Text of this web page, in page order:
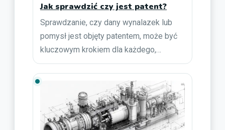
Jak sprawdzić czy jest patent?
Sprawdzanie, czy dany wynalazek lub
pomysł jest objęty patentem, może być
kluczowym krokiem dla każdego,…